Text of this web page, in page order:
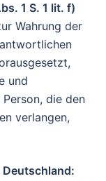
1 S. 1 lit. f)
Wahrung der
und
die den
verlangen,